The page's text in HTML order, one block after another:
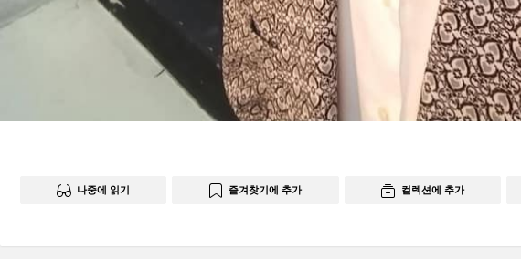
나중에 읽기 즐겨찾기에 추가 컬렉션에 추가